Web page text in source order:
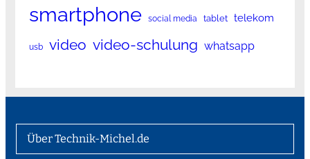
smartphone social media tablet telekom
usb video video-schulung whatsapp
Über Technik-Michel.de